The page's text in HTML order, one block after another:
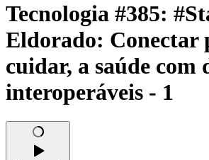
Tecnologia #385:
Eldorado: Conectar
cuidar, a saúde com
interoperáveis - 1